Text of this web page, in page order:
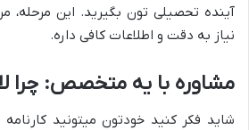
آینده تحصیلی تون بگیرید. این مرحله،
نیاز به دقت و اطلاعات کافی داره.
مشاوره با یه متخصص: چرا
شاید فکر کنید خودتون میتونید کارنامه